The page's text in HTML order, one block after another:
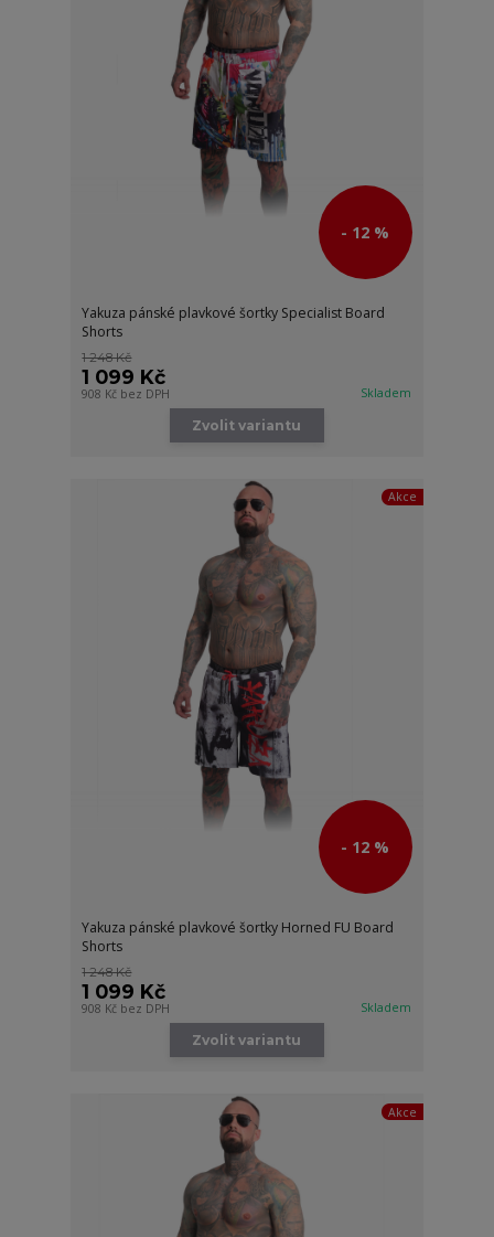
- 12 %
Yakuza pánské plavkové šortky Specialist Board
Shorts
1 248 Kč
1 099 Kč
908 Kč bez DPH Skladem
Zvolit variantu
Akce
- 12 %
Yakuza pánské plavkové šortky Horned FU Board
Shorts
1 248 Kč
1 099 Kč
908 Kč bez DPH Skladem
Zvolit variantu
Akce